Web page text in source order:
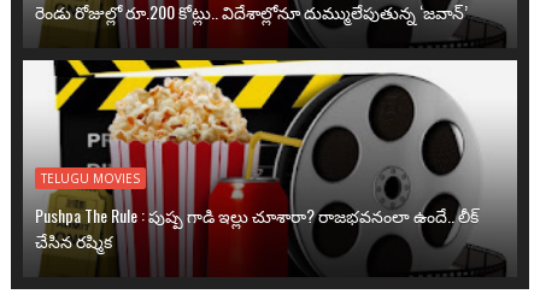
రెండు రోజుల్లో రూ.200 కోట్లు.. విదేశాల్లోనూ దుమ్ములేపుతున్న ‘జవాన్’
TELUGU MOVIES
Pushpa The Rule : పుష్ప గాడి ఇల్లు చూశారా? రాజభవనంలా ఉందే.. లీక్
చేసిన రష్మిక